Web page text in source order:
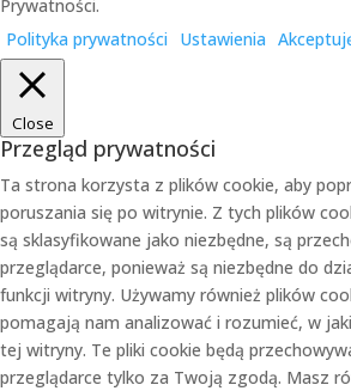
Prywatności.
Polityka prywatności
Ustawienia
Close
Przegląd prywatności
Ta strona korzysta z plików cookie, aby
poruszania się po witrynie. Z tych plików
są sklasyfikowane jako niezbędne, są
przeglądarce, ponieważ są niezbędne do
funkcji witryny. Używamy również plików
pomagają nam analizować i rozumieć, w
tej witryny. Te pliki cookie będą
przeglądarce tylko za Twoją zgodą. Masz